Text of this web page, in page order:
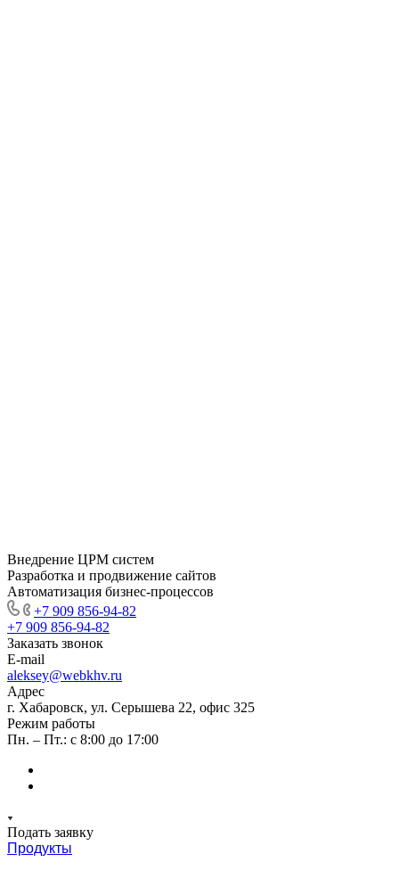
Внедрение ЦРМ систем
Разработка и продвижение сайтов
Автоматизация бизнес-процессов
+7 909 856-94-82
+7 909 856-94-82
Заказать звонок
E-mail
aleksey@webkhv.ru
Адрес
г. Хабаровск, ул. Серышева 22, офис 325
Режим работы
Пн. – Пт.: с 8:00 до 17:00
Подать заявку
Продукты